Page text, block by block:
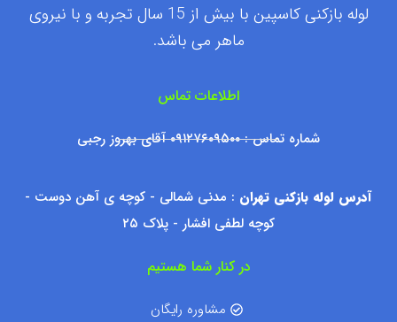
لوله بازکنی کاسپین با بیش از 15 سال تجربه و با نیروی
ماهر می باشد.
اطلاعات تماس
شماره تماس : ۰۹۱۲۷۶۰۹۵۰۰ آقای بهروز رجبی
آدرس لوله بازکنی تهران : مدنی شمالی - کوچه ی آهن دوست -
کوچه لطفی افشار - پلاک ۲۵
در کنار شما هستیم
مشاوره رایگان